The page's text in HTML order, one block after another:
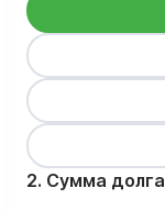
2. Сумма долга